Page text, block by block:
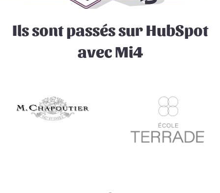
Ils sont passés sur HubSpot
avec Mi4